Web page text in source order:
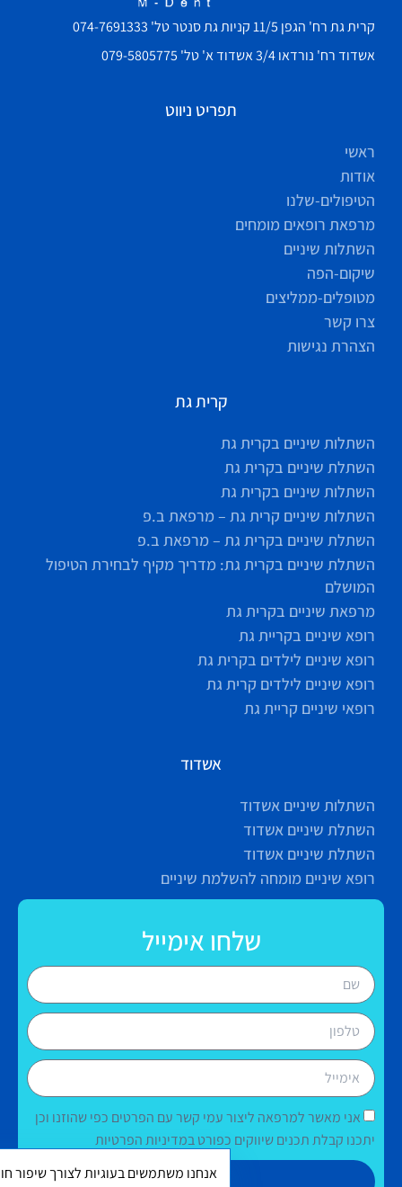
קרית גת רח' הגפן 11/5 קניות גת סנטר טל' 074-7691333
אשדוד רח' נורדאו 3/4 אשדוד א' טל' 079-5805775
תפריט ניווט
ראשי
אודות
הטיפולים-שלנו
מרפאת רופאים מומחים
השתלות שיניים
שיקום-הפה
מטופלים-ממליצים
צרו קשר
הצהרת נגישות
קרית גת
השתלות שיניים בקרית גת
השתלת שיניים בקרית גת
השתלות שיניים בקרית גת
השתלות שיניים קרית גת – מרפאת ב.פ
השתלת שיניים בקרית גת – מרפאת ב.פ
השתלת שיניים בקרית גת: מדריך מקיף לבחירת הטיפול
המושלם
מרפאת שיניים בקרית גת
רופא שיניים בקריית גת
רופא שיניים לילדים בקרית גת
רופא שיניים לילדים קרית גת
רופאי שיניים קריית גת
אשדוד
השתלות שיניים אשדוד
השתלת שיניים אשדוד
השתלת שיניים אשדוד
רופא שיניים מומחה להשלמת שיניים
שלחו אימייל
אני מאשר למרפאה ליצור עמי קשר עם הפרטים כפי שהוזנו וכן
יתכנו קבלת תכנים שיווקים כפורט במדיניות הפרטיות
שליחה
אנחנו משתמשים בעוגיות לצורך שיפור